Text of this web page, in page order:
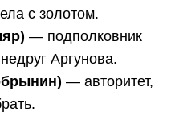
с золотом.
— подполковник
Аргунова.
— авторитет,